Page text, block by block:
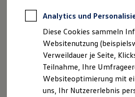
Autokredit mit
Versicherungen und
Kfz-Versicherung
Garantien
Wartungsverträge
Geschäftskunden
Professional Class bei
Großkunden
Behörden
(Impressum &
Analytics und
Diese Cookies sammeln
Websitenutzung
Verweildauer je Seite,
Teilnahme, Ihre
Websiteoptimierung mit
uns, Ihr Nutzererlebnis